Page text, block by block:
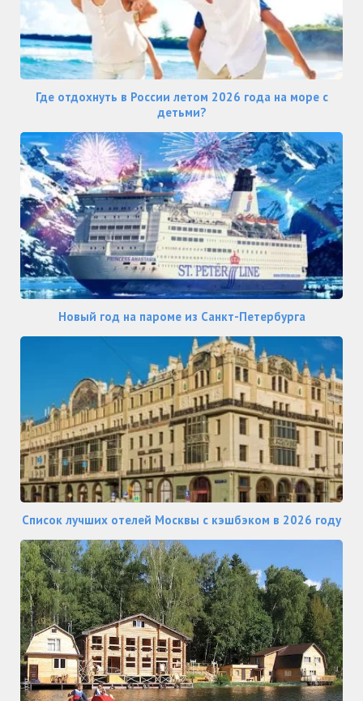
Где отдохнуть в России летом 2026 года на море с
детьми?
Новый год на пароме из Санкт-Петербурга
Список лучших отелей Москвы с кэшбэком в 2026 году